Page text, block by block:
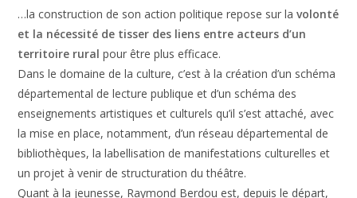
…la construction de son action politique repose sur lavolonté
et la nécessité de tisser des liens entre acteurs d’un
territoire ruralpour être plus efficace.
Dans le domaine de la culture, c’est à la création d’un schéma
départemental de lecture publique et d’un schéma des
enseignements artistiques et culturels qu’il s’est attaché, avec
la mise en place, notamment, d’un réseau départemental de
bibliothèques, la labellisation de manifestations culturelles et
un projet à venir de structuration du théâtre.
Quant à la jeunesse, Raymond Berdou est, depuis le départ,